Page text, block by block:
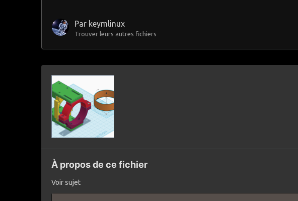
Par keymlinux
Trouver leurs autres fichiers
À propos de ce fichier
Voir sujet